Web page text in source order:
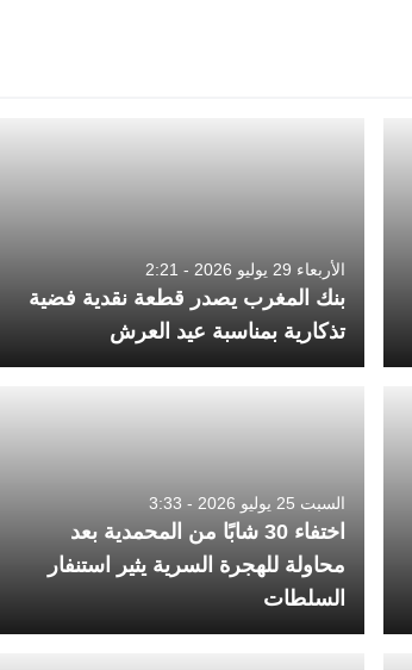
الأربعاء 29 يوليو 2026 - 2:21
بنك المغرب يصدر قطعة نقدية فضية
تذكارية بمناسبة عيد العرش
السبت 25 يوليو 2026 - 3:33
اختفاء 30 شابًا من المحمدية بعد
محاولة للهجرة السرية يثير استنفار
السلطات